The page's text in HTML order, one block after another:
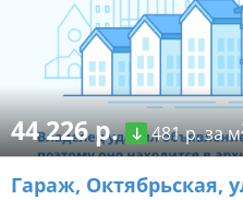
44 226 р. 481 р. за м
Гараж, Октябрьская,